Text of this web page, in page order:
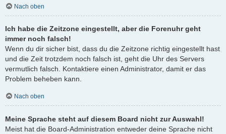
Nach oben
Ich habe die Zeitzone eingestellt, aber die Forenuhr geht
immer noch falsch!
Wenn du dir sicher bist, dass du die Zeitzone richtig eingestellt hast
und die Zeit trotzdem noch falsch ist, geht die Uhr des Servers
vermutlich falsch. Kontaktiere einen Administrator, damit er das
Problem beheben kann.
Nach oben
Meine Sprache steht auf diesem Board nicht zur Auswahl!
Meist hat die Board-Administration entweder deine Sprache nicht